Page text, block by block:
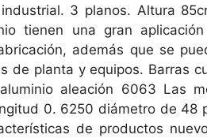
3 planos. Altura
tienen una gran
además que se
de planta y equipos. Barras
aleación 6063 Las
0. 6250 diámetro de 48
de productos